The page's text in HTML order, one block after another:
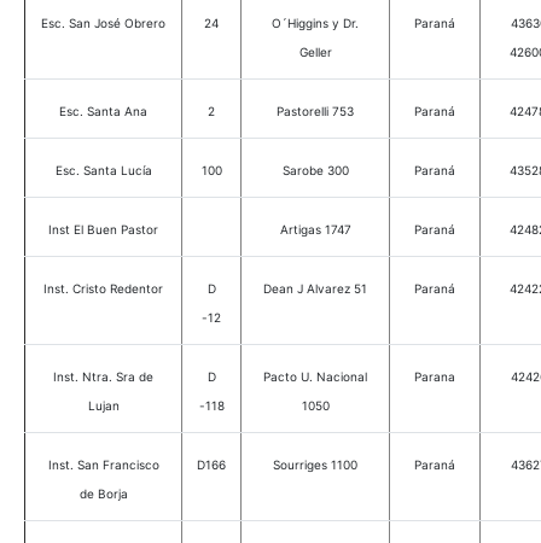
Esc. San José Obrero 24
O´Higgins y Dr.
Geller
Paraná
Esc. Santa Ana 2 Pastorelli 753 Paraná
Esc. Santa Lucía 100 Sarobe 300 Paraná
Inst El Buen Pastor Artigas 1747 Paraná
Inst. Cristo Redentor
D
-12
Dean J Alvarez 51 Paraná
Inst. Ntra. Sra de
Lujan
D
-118
Pacto U. Nacional
1050
Parana
Inst. San Francisco
de Borja
D166 Sourriges 1100 Paraná